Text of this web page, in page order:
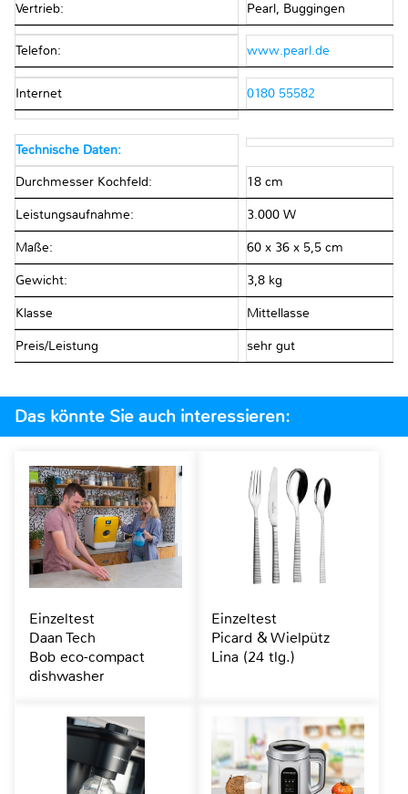
Vertrieb: Pearl, Buggingen
Telefon: www.pearl.de
Internet 0180 55582
Technische Daten:
Durchmesser Kochfeld: 18 cm
Leistungsaufnahme: 3.000 W
Maße: 60 x 36 x 5,5 cm
Gewicht: 3,8 kg
Klasse Mittellasse
Preis/Leistung sehr gut
Das könnte Sie auch interessieren:
Einzeltest
Daan Tech
Bob eco-compact
dishwasher
Einzeltest
Picard & Wielpütz
Lina (24 tlg.)